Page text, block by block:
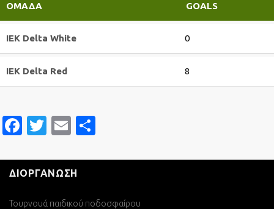
ΟΜΆΔΑ GOALS
IEK Delta White 0
IEK Delta Red 8
Facebook
Twitter
Email
ΔΙΟΡΓΑΝΩΣΗ
Τουρνουά παιδικού ποδοσφαίρου